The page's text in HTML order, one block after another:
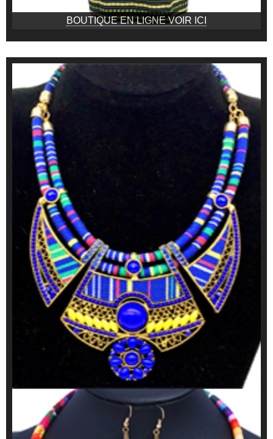
BOUTIQUE EN LIGNE VOIR ICI